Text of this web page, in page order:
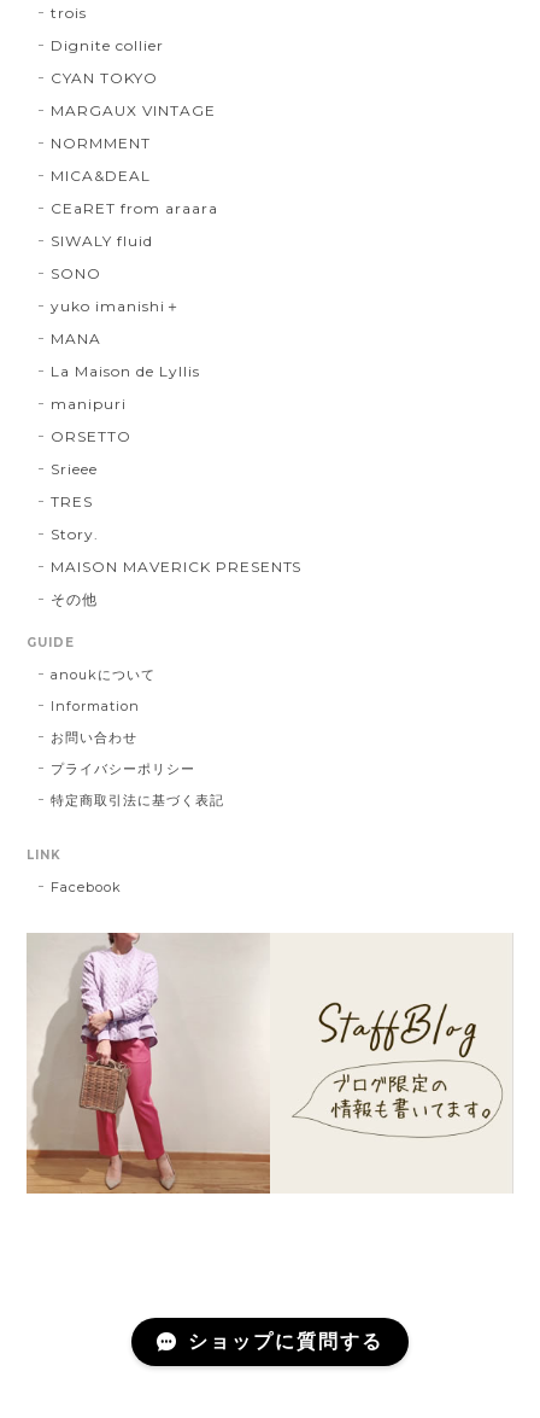
trois
Dignite collier
CYAN TOKYO
MARGAUX VINTAGE
NORMMENT
MICA&DEAL
CEaRET from araara
SIWALY fluid
SONO
yuko imanishi＋
MANA
La Maison de Lyllis
manipuri
ORSETTO
Srieee
TRES
Story.
MAISON MAVERICK PRESENTS
その他
GUIDE
anoukについて
Information
お問い合わせ
プライバシーポリシー
特定商取引法に基づく表記
LINK
Facebook
ショップに質問する